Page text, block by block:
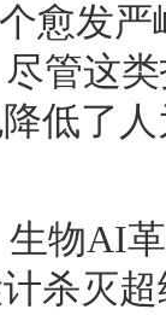
愈发
管这
低了
生物AI
杀灭